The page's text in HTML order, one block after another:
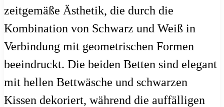
zeitgemäße Ästhetik, die durch die
Kombination von Schwarz und Weiß in
Verbindung mit geometrischen Formen
beeindruckt. Die beiden Betten sind elegant
mit hellen Bettwäsche und schwarzen
Kissen dekoriert, während die auffälligen